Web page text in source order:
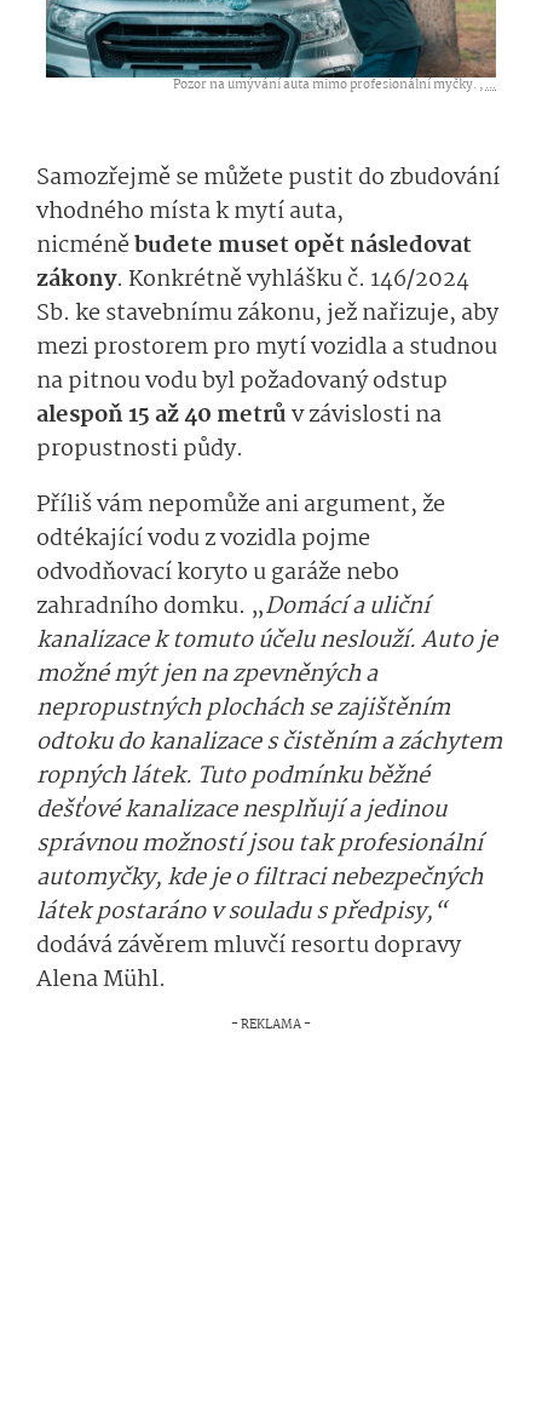
Pozor na umývání auta mimo profesionální myčky. ,...
Samozřejmě se můžete pustit do zbudování
vhodného místa k mytí auta,
nicméněbudete muset opět následovat
zákony. Konkrétně vyhlášku č. 146/2024
Sb. ke stavebnímu zákonu, jež nařizuje, aby
mezi prostorem pro mytí vozidla a studnou
na pitnou vodu byl požadovaný odstup
alespoň 15 až 40 metrův závislosti na
propustnosti půdy.
Příliš vám nepomůže ani argument, že
odtékající vodu z vozidla pojme
odvodňovací koryto u garáže nebo
zahradního domku. „Domácí a uliční
kanalizace k tomuto účelu neslouží. Auto je
možné mýt jen na zpevněných a
nepropustných plochách se zajištěním
odtoku do kanalizace s čistěním a záchytem
ropných látek. Tuto podmínku běžné
dešťové kanalizace nesplňují a jedinou
správnou možností jsou tak profesionální
automyčky, kde je o filtraci nebezpečných
látek postaráno v souladu s předpisy,“
dodává závěrem mluvčí resortu dopravy
Alena Mühl.